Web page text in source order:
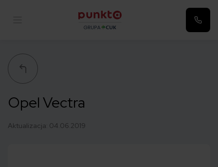
Opel Vectra
Aktualizacja: 04.06.2019